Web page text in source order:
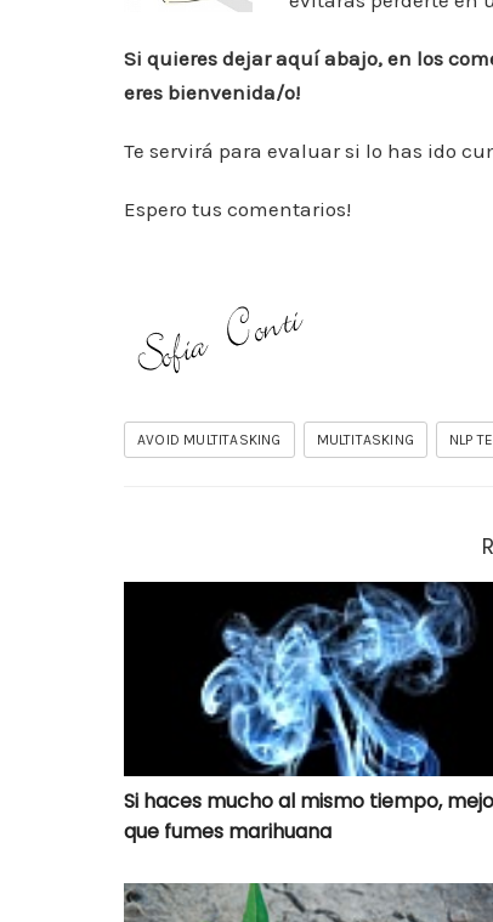
Si quieres dejar aquí abajo, en los
eres bienvenida/o!
Te servirá para evaluar si lo has ido
Espero tus comentarios!
AVOID MULTITASKING MULTITASKING NLP
Si haces mucho al mismo tiempo,
Si haces mucho al mismo tiempo,
que fumes marihuana
Ejercicio Micro-diferencias